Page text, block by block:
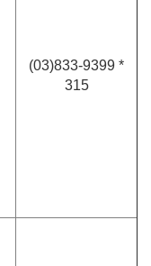
(03)833-9399 *
315